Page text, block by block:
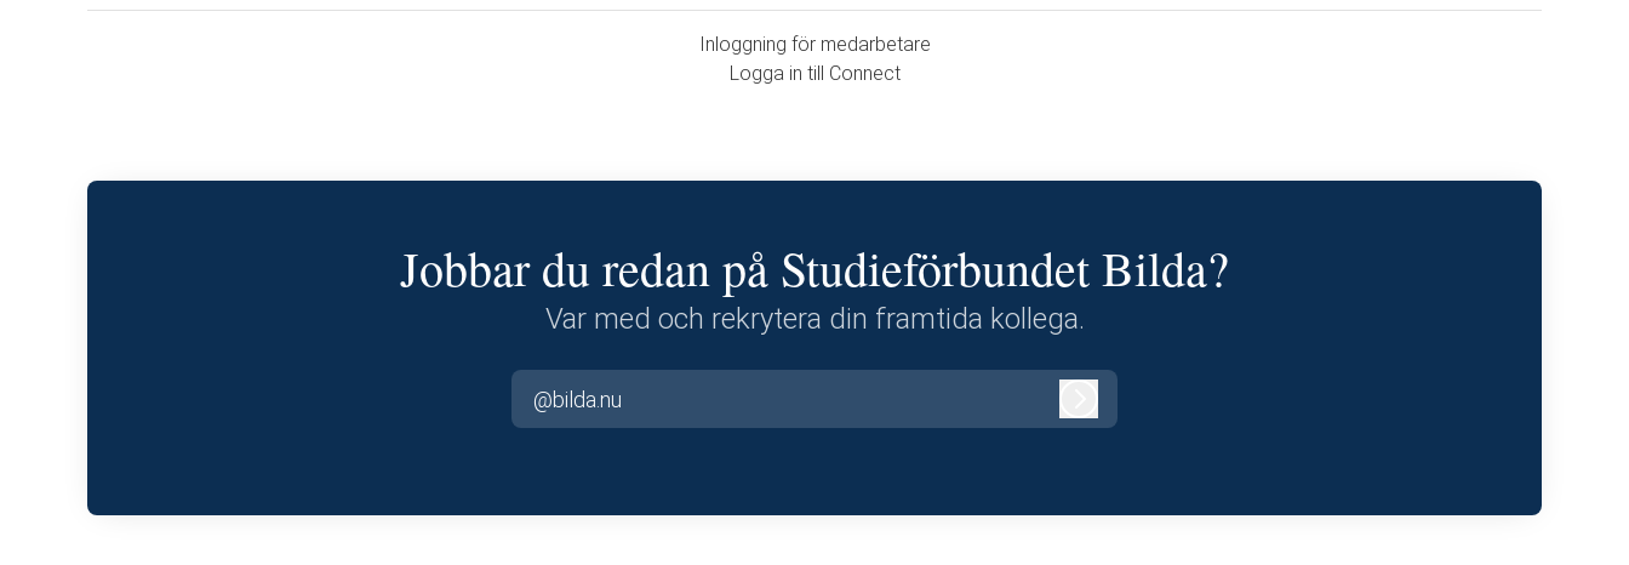
Inloggning för medarbetare
Logga in till Connect
Jobbar du redan på Studieförbundet Bilda?
Var med och rekrytera din framtida kollega.
@bilda.nu